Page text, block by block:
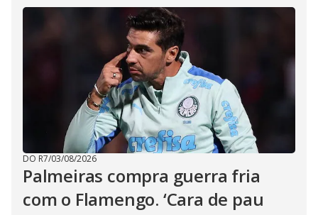
DO R7/03/08/2026
Palmeiras compra guerra fria
com o Flamengo. ‘Cara de pau